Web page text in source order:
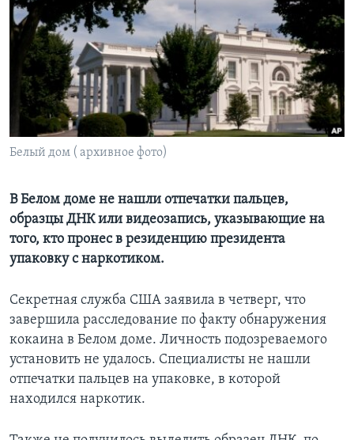
Learning English
СОЦИАЛЬНЫЕ СЕТИ
Языки
Белый дом ( архивное фото)
В Белом доме не нашли отпечатки пальцев,
образцы ДНК или видеозапись, указывающие на
того, кто пронес в резиденцию президента
упаковку с наркотиком.
Секретная служба США заявила в четверг, что
завершила расследование по факту обнаружения
кокаина в Белом доме. Личность подозреваемого
установить не удалось. Специалисты не нашли
отпечатки пальцев на упаковке, в которой
находился наркотик.